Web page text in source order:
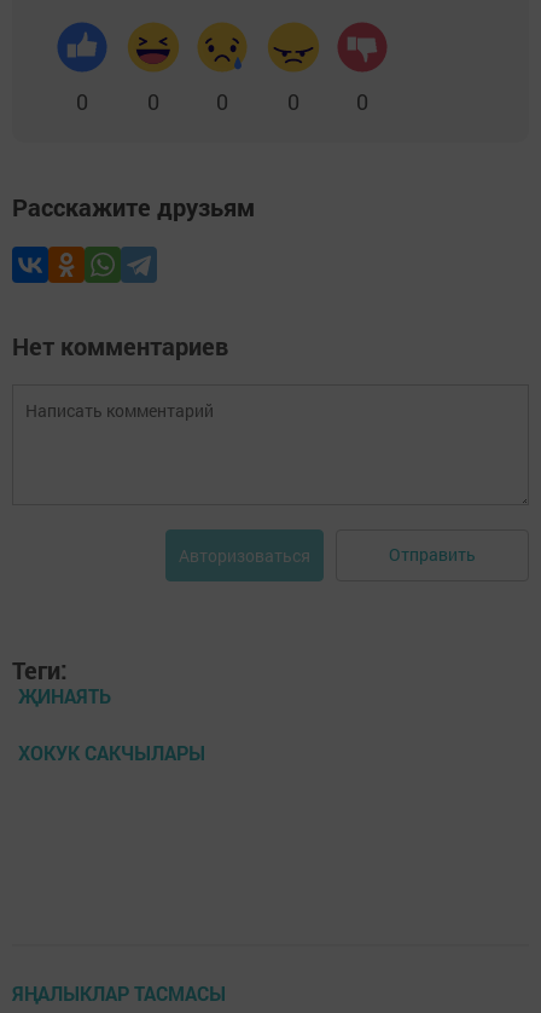
0 0 0 0 0
Расскажите друзьям
Нет комментариев
Авторизоваться Отправить
Теги:
ҖИНАЯТЬ
ХОКУК САКЧЫЛАРЫ
ЯҢАЛЫКЛАР ТАСМАСЫ